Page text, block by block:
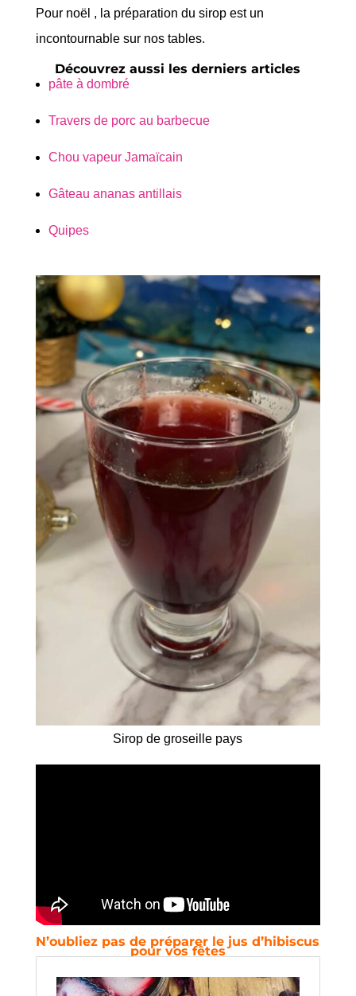
Pour noël , la préparation du sirop est un
incontournable sur nos tables.
Découvrez aussi les derniers articles
pâte à dombré
Travers de porc au barbecue
Chou vapeur Jamaïcain
Gâteau ananas antillais
Quipes
Sirop de groseille pays
N’oubliez pas de préparer le jus d’hibiscus
pour vos fêtes